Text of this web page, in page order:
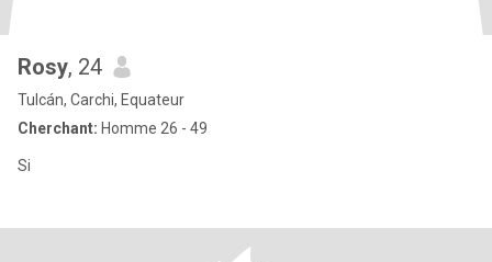
Rosy, 24
Tulcán, Carchi, Equateur
Cherchant: Homme 26 - 49
Si